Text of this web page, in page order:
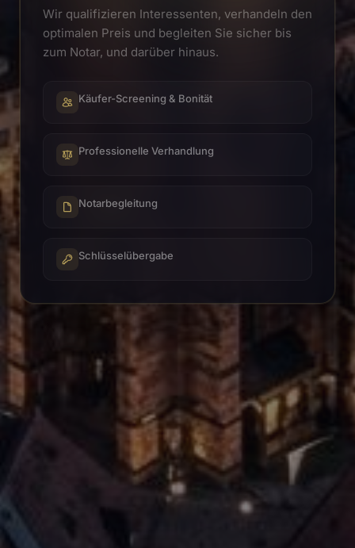
Wir qualifizieren Interessenten, verhandeln den
optimalen Preis und begleiten Sie sicher bis
zum Notar, und darüber hinaus.
Käufer-Screening & Bonität
Professionelle Verhandlung
Notarbegleitung
Schlüsselübergabe